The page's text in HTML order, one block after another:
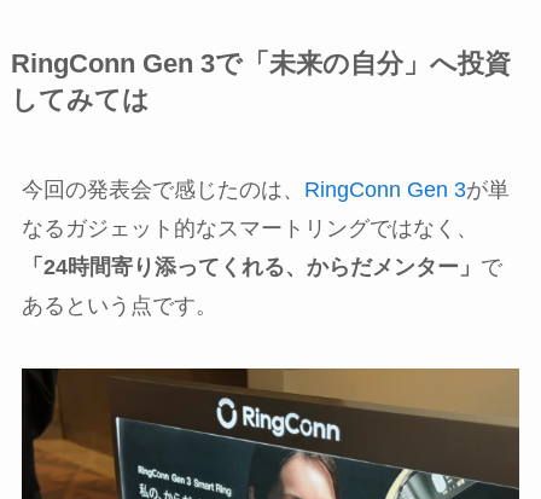
RingConn Gen 3で「未来の自分」へ投資
してみては
今回の発表会で感じたのは、 RingConn Gen 3が単
なるガジェット的なスマートリングではなく、
「24時間寄り添ってくれる、からだメンター」 で
あるという点です。